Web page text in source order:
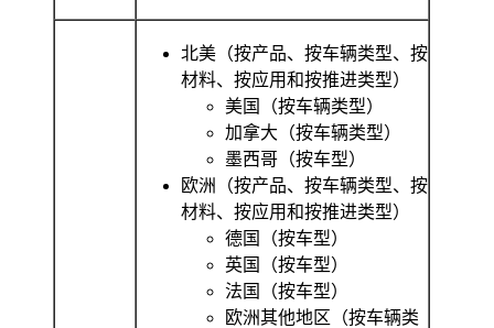
北美（按产品、按车辆类型、按
材料、按应用和按推进类型）
美国（按车辆类型）
加拿大（按车辆类型）
墨西哥（按车型）
欧洲（按产品、按车辆类型、按
材料、按应用和按推进类型）
德国（按车型）
英国（按车型）
法国（按车型）
欧洲其他地区（按车辆类